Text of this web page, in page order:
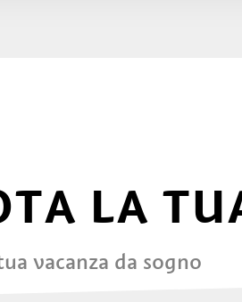
LA
vacanza da sogno